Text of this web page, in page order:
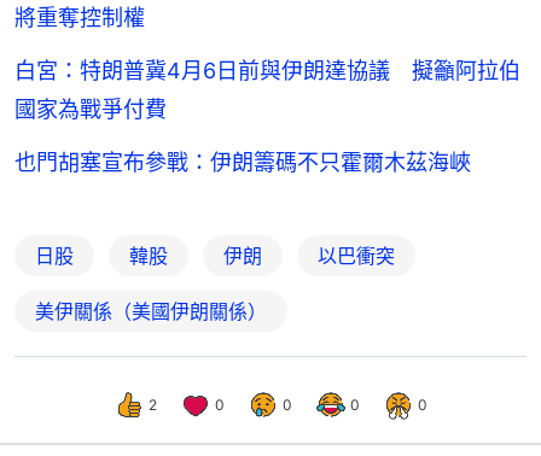
將重奪控制權
白宮：特朗普冀4月6日前與伊朗達協議 擬籲阿拉伯
國家為戰爭付費
也門胡塞宣布參戰：伊朗籌碼不只霍爾木茲海峽
日股 韓股 伊朗 以巴衝突
美伊關係（美國伊朗關係）
2 0 0 0 0